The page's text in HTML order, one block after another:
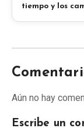
tiempo y los
Aún no hay
Escribe un